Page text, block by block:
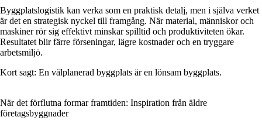
Byggplatslogistik kan verka som en praktisk detalj, men i själva verket
är det en strategisk nyckel till framgång. När material, människor och
maskiner rör sig effektivt minskar spilltid och produktiviteten ökar.
Resultatet blir färre förseningar, lägre kostnader och en tryggare
arbetsmiljö.
Kort sagt: En välplanerad byggplats är en lönsam byggplats.
När det förflutna formar framtiden: Inspiration från äldre
företagsbyggnader